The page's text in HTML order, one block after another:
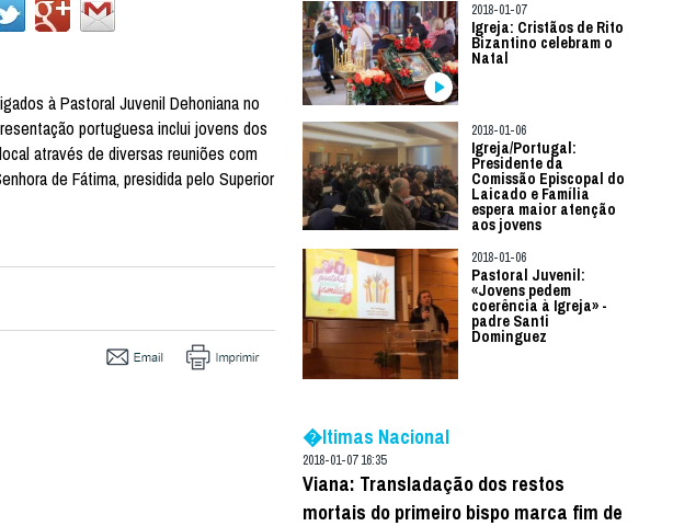
à Pastoral Juvenil Dehoniana no
portuguesa inclui jovens dos
através de diversas reuniões com
de Fátima, presidida pelo Superior
2018-01-07
Igreja: Cristãos de Rito
Bizantino celebram o
Natal
2018-01-06
Igreja/Portugal:
Presidente da
Comissão Episcopal do
Laicado e Família
espera maior atenção
aos jovens
2018-01-06
Pastoral Juvenil:
«Jovens pedem
coerência à Igreja» -
padre Santi
Dominguez
�ltimas Nacional
2018-01-07 16:35
Viana: Transladação dos restos
mortais do primeiro bispo marca fim de